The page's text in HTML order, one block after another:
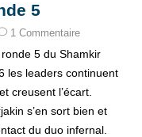
5
1 Commentaire
5 du Shamkir
les leaders continuent
creusent l’écart.
s’en sort bien et
du duo infernal.